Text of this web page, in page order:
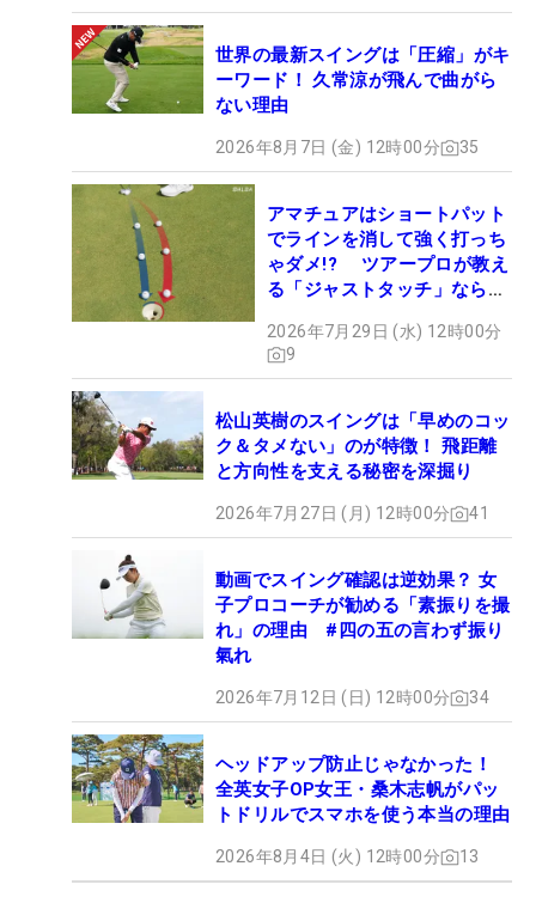
世界の最新スイングは「圧縮」がキ
ーワード！ 久常涼が飛んで曲がら
ない理由
2026年8月7日 (金) 12時00分 35
アマチュアはショートパット
でラインを消して強く打っち
ゃダメ!? ツアープロが教え
る「ジャストタッチ」なら3
2026年7月29日 (水) 12時00分
9
松山英樹のスイングは「早めのコッ
ク＆タメない」のが特徴！ 飛距離
と方向性を支える秘密を深掘り
2026年7月27日 (月) 12時00分 41
動画でスイング確認は逆効果？ 女
子プロコーチが勧める「素振りを撮
れ」の理由 #四の五の言わず振り
氣れ
2026年7月12日 (日) 12時00分 34
ヘッドアップ防止じゃなかった！
全英女子OP女王・桑木志帆がパッ
トドリルでスマホを使う本当の理由
2026年8月4日 (火) 12時00分 13